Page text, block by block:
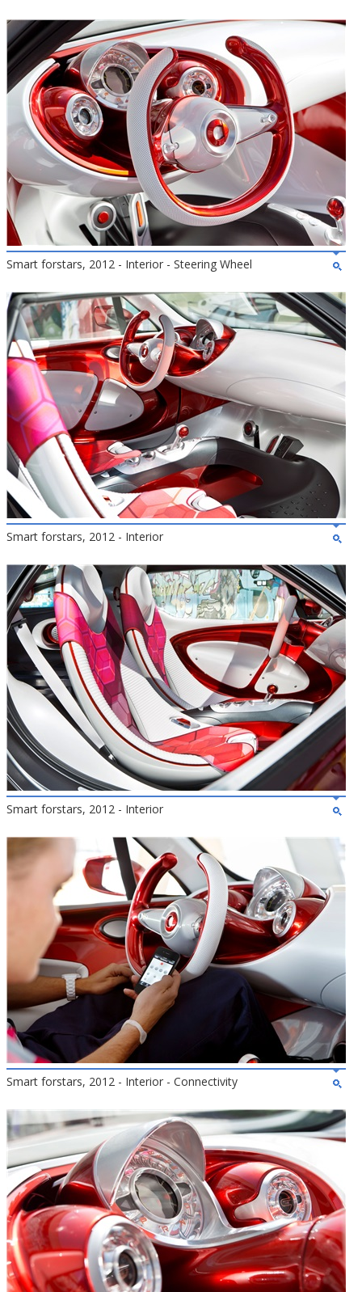
Smart forstars, 2012 - Interior - Steering Wheel
Smart forstars, 2012 - Interior
Smart forstars, 2012 - Interior
Smart forstars, 2012 - Interior - Connectivity